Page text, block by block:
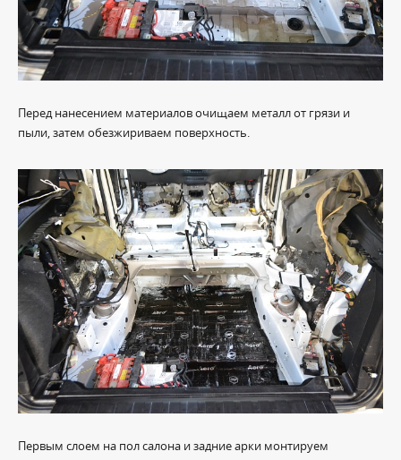
Перед нанесением материалов очищаем металл от грязи и
пыли, затем обезжириваем поверхность.
Первым слоем на пол салона и задние арки монтируем